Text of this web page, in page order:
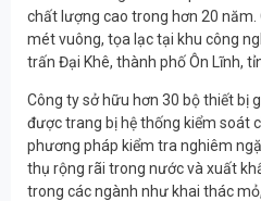
chất lượng cao trong hơn 20 năm.
mét vuông, tọa lạc tại khu công
trấn Đại Khê, thành phố Ôn Lĩnh,
Công ty sở hữu hơn 30 bộ thiết bị
được trang bị hệ thống kiểm soát
phương pháp kiểm tra nghiêm
thụ rộng rãi trong nước và xuất
trong các ngành như khai thác